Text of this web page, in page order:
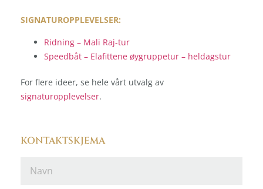
SIGNATUROPPLEVELSER:
Ridning – Mali Raj-tur
Speedbåt – Elafittene øygruppetur – heldagstur
For flere ideer, se hele vårt utvalg av
signaturopplevelser.
KONTAKTSKJEMA